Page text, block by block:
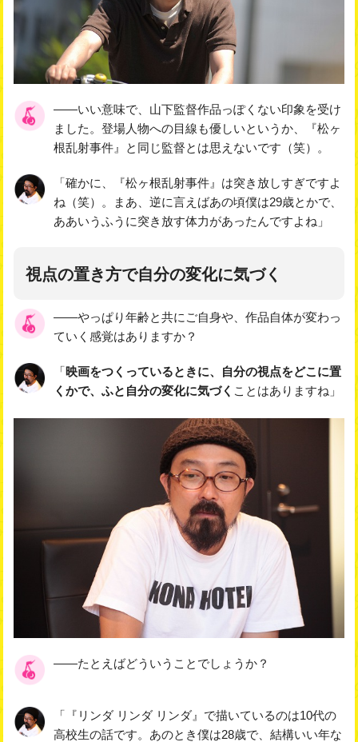
――いい意味で、山下監督作品っぽくない印象を受け
ました。登場人物への目線も優しいというか、『松ヶ
根乱射事件』と同じ監督とは思えないです（笑）。
「確かに、『松ヶ根乱射事件』は突き放しすぎですよ
ね（笑）。まあ、逆に言えばあの頃僕は29歳とかで、
ああいうふうに突き放す体力があったんですよね」
視点の置き方で自分の変化に気づく
――やっぱり年齢と共にご自身や、作品自体が変わっ
ていく感覚はありますか？
「映画をつくっているときに、自分の視点をどこに置
くかで、ふと自分の変化に気づく ことはありますね」
――たとえばどういうことでしょうか？
「『リンダ リンダ リンダ』で描いているのは10代の
高校生の話です。あのとき僕は28歳で、結構いい年な